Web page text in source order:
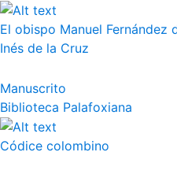
El obispo Manuel Fernández
Inés de la Cruz
Manuscrito
Biblioteca Palafoxiana
Códice colombino